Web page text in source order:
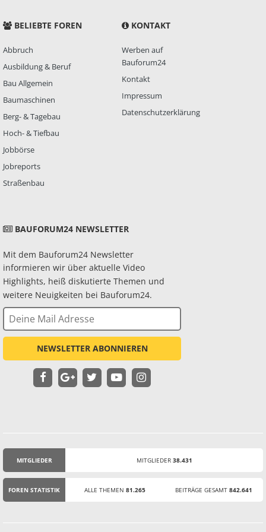
BELIEBTE FOREN
Abbruch
Ausbildung & Beruf
Bau Allgemein
Baumaschinen
Berg- & Tagebau
Hoch- & Tiefbau
Jobbörse
Jobreports
Straßenbau
KONTAKT
Werben auf
Bauforum24
Kontakt
Impressum
Datenschutzerklärung
BAUFORUM24 NEWSLETTER
Mit dem Bauforum24 Newsletter
informieren wir über aktuelle Video
Highlights, heiß diskutierte Themen und
weitere Neuigkeiten bei Bauforum24.
NEWSLETTER ABONNIEREN
MITGLIEDER MITGLIEDER 38.431
FOREN STATISTIK ALLE THEMEN 81.265 BEITRÄGE GESAMT 842.641